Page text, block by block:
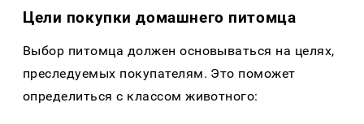
Цели покупки домашнего питомца
Выбор питомца должен основываться на целях,
преследуемых покупателям. Это поможет
определиться с классом животного: